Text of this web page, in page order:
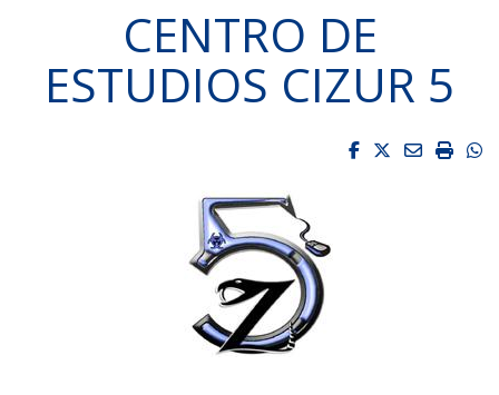
CENTRO DE
ESTUDIOS CIZUR 5
Facebook
Twitter
Email